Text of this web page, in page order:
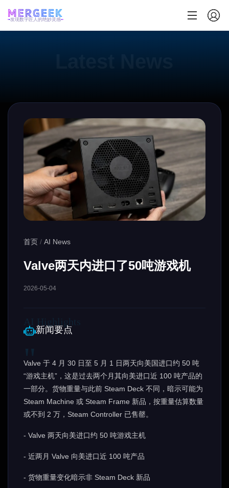
发现数字匠人的绝妙灵感
首页 / AI News
Valve两天内进口了50吨游戏机
2026-05-04
新闻要点
Valve 于 4 月 30 日至 5 月 1 日两天向美国进口约 50 吨
“游戏主机”，这是过去两个月其向美进口近 100 吨产品的
一部分。货物重量与此前 Steam Deck 不同，暗示可能为
Steam Machine 或 Steam Frame 新品，按重量估算数量
或不到 2 万，Steam Controller 已售罄。
- Valve 两天向美进口约 50 吨游戏主机
- 近两月 Valve 向美进口近 100 吨产品
- 货物重量变化暗示非 Steam Deck 新品